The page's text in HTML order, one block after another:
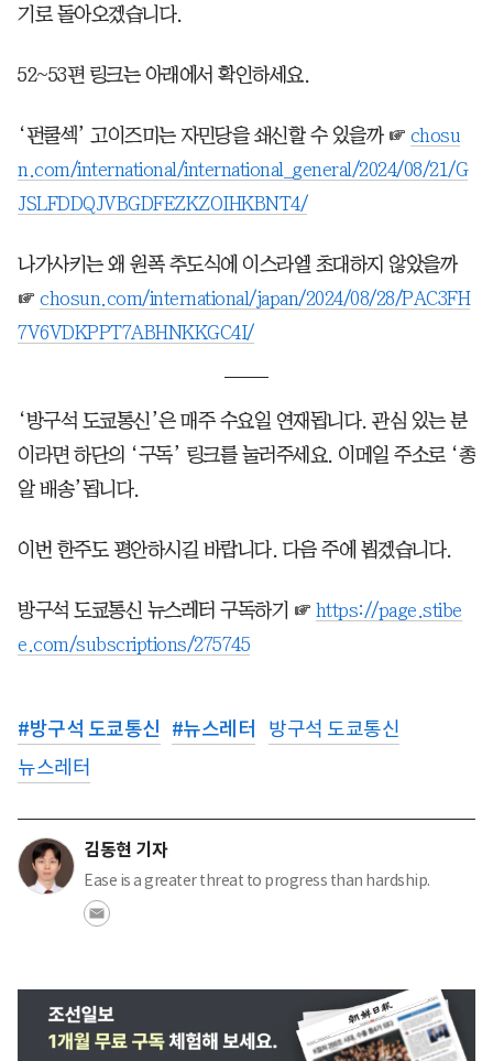
기로 돌아오겠습니다.
52~53편 링크는 아래에서 확인하세요.
‘펀쿨섹’ 고이즈미는 자민당을 쇄신할 수 있을까 ☞ chosu
n.com/international/international_general/2024/08/21/G
JSLFDDQJVBGDFEZKZOIHKBNT4/
나가사키는 왜 원폭 추도식에 이스라엘 초대하지 않았을까
☞ chosun.com/international/japan/2024/08/28/PAC3FH
7V6VDKPPT7ABHNKKGC4I/
‘방구석 도쿄통신’은 매주 수요일 연재됩니다. 관심 있는 분
이라면 하단의 ‘구독’ 링크를 눌러주세요. 이메일 주소로 ‘총
알 배송’됩니다.
이번 한주도 평안하시길 바랍니다. 다음 주에 뵙겠습니다.
방구석 도쿄통신 뉴스레터 구독하기 ☞ https://page.stibe
e.com/subscriptions/275745
#방구석 도쿄통신 #뉴스레터
방구석 도쿄통신
뉴스레터
김동현 기자
Ease is a greater threat to progress than hardship.